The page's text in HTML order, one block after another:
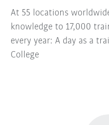
At 55 locations
knowledge to 17,000
every year: A day as a
College